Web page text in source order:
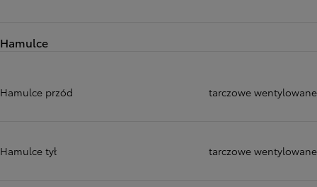
Hamulce
Hamulce przód tarczowe wentylowane
Hamulce tył tarczowe wentylowane